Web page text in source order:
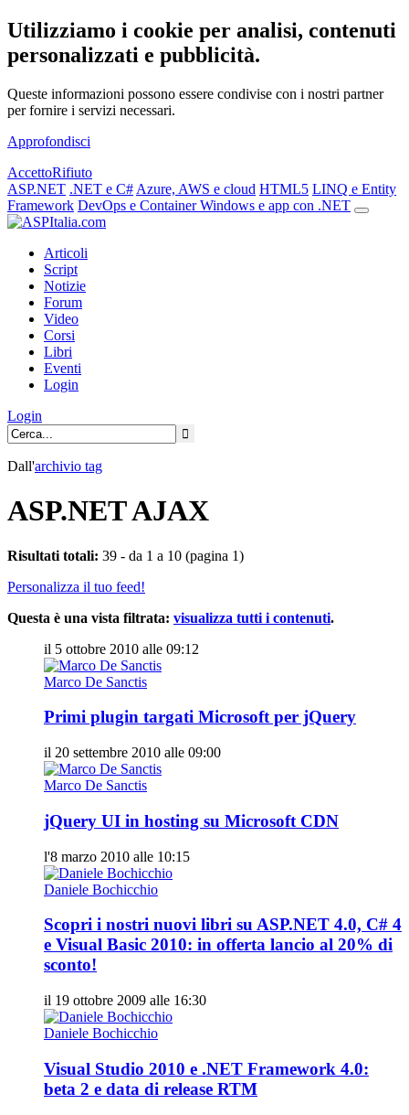
Utilizziamo i cookie per analisi, contenuti
personalizzati e pubblicità.
Queste informazioni possono essere condivise con i nostri partner
per fornire i servizi necessari.
Approfondisci
AccettoRifiuto
ASP.NET .NET e C# Azure, AWS e cloud HTML5 LINQ e Entity
Framework DevOps e ContainerWindows e app con .NET
Articoli
Script
Notizie
Forum
Video
Corsi
Libri
Eventi
Login
Login
Dall'archivio tag
ASP.NET AJAX
Risultati totali: 39 - da 1 a 10 (pagina 1)
Personalizza il tuo feed!
Questa è una vista filtrata: visualizza tutti i contenuti.
il 5 ottobre 2010 alle 09:12
Marco De Sanctis
Primi plugin targati Microsoft per jQuery
il 20 settembre 2010 alle 09:00
Marco De Sanctis
jQuery UI in hosting su Microsoft CDN
l'8 marzo 2010 alle 10:15
Daniele Bochicchio
Scopri i nostri nuovi libri su ASP.NET 4.0, C# 4
e Visual Basic 2010: in offerta lancio al 20% di
sconto!
il 19 ottobre 2009 alle 16:30
Daniele Bochicchio
Visual Studio 2010 e .NET Framework 4.0:
beta 2 e data di release RTM